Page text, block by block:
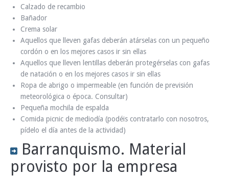
Calzado de recambio
Bañador
Crema solar
Aquellos que lleven gafas deberán atárselas con un pequeño
cordón o en los mejores casos ir sin ellas
Aquellos que lleven lentillas deberán protegérselas con gafas
de natación o en los mejores casos ir sin ellas
Ropa de abrigo o impermeable (en función de previsión
meteorológica o época. Consultar)
Pequeña mochila de espalda
Comida picnic de mediodía (podéis contratarlo con nosotros,
pídelo el día antes de la actividad)
Barranquismo. Material
provisto por la empresa